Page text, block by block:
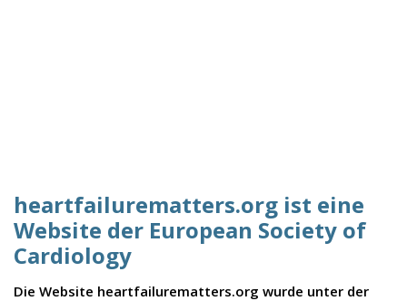
heartfailurematters.org ist eine
Website der European Society of
Cardiology
Die Website heartfailurematters.org wurde unter der